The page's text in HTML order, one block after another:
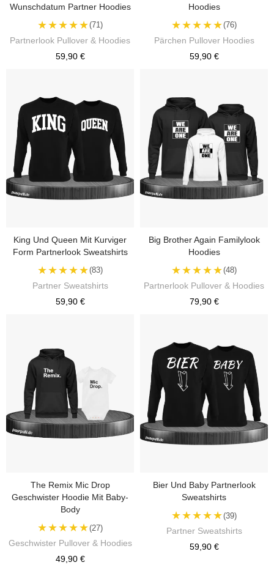
Wunschdatum Partner Hoodies
★★★★★(71)
Partnerlook Pullover & Hoodies
59,90 €
Hoodies
★★★★★(76)
Pärchen Pullover Hoodies
59,90 €
King Und Queen Mit Kurviger
Form Partnerlook Sweatshirts
★★★★★(83)
Partner Sweatshirts
59,90 €
Big Brother Again Familylook
Hoodies
★★★★★(48)
Partnerlook Pullover & Hoodies
79,90 €
The Remix Mic Drop
Geschwister Hoodie Mit Baby-
Body
★★★★★(27)
Geschwister Pullover & Hoodies
49,90 €
Bier Und Baby Partnerlook
Sweatshirts
★★★★★(39)
Partner Sweatshirts
59,90 €